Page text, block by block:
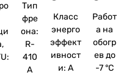
Тип
фре
она:
R-
410
A
Класс
энерго
эффект
ивност
и: A
Работ
а на
обогр
ев до
-7 °C